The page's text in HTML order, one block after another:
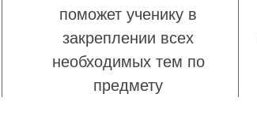
поможет ученику в
закреплении всех
необходимых тем по
предмету